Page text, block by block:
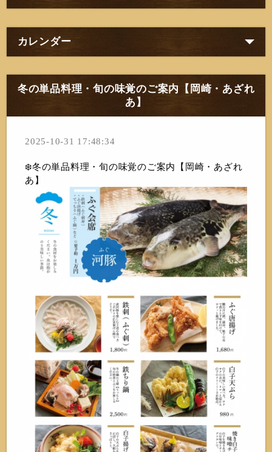
カレンダー
冬の単品料理・旬の味覚のご案内【岡崎・あざれ
あ】
2025-10-31 17:48:34
❄️冬の単品料理・旬の味覚のご案内【岡崎・あざれ
あ】